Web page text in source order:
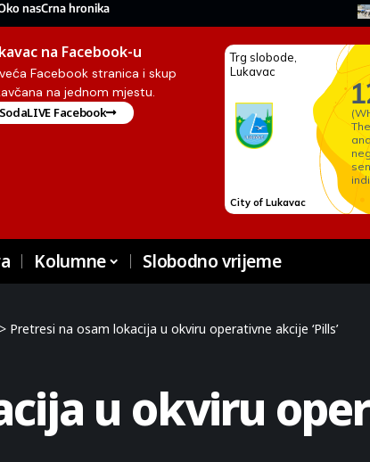
nasCrna hronika
na Facebook-u
Facebook stranica i skup
na jednom mjestu.
SodaLIVE Facebook
Kolumne Slobodno vrijeme
> Pretresi na osam lokacija u okviru operativne akcije ‘Pills’
u okviru